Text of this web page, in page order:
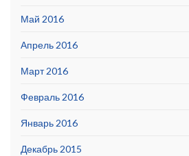
Май 2016
Апрель 2016
Март 2016
Февраль 2016
Январь 2016
Декабрь 2015